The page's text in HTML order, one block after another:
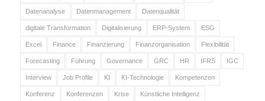
Datenanalyse Datenmanagement Datenqualität
digitale Transformation Digitalisierung ERP-System ESG
Excel Finance Finanzierung Finanzorganisation Flexibilität
Forecasting Führung Governance GRC HR IFRS IGC
Interview Job Profile KI KI-Technologie Kompetenzen
Konferenz Konferenzen Krise Künstliche Intelligenz